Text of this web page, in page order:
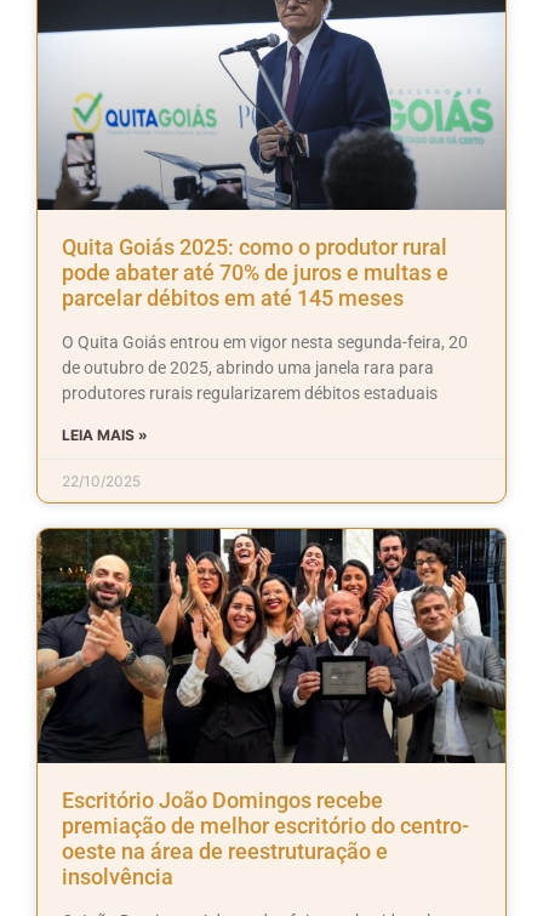
Quita Goiás 2025: como o produtor rural
pode abater até 70% de juros e multas e
parcelar débitos em até 145 meses
O Quita Goiás entrou em vigor nesta segunda-feira, 20
de outubro de 2025, abrindo uma janela rara para
produtores rurais regularizarem débitos estaduais
LEIA MAIS »
22/10/2025
Escritório João Domingos recebe
premiação de melhor escritório do centro-
oeste na área de reestruturação e
insolvência